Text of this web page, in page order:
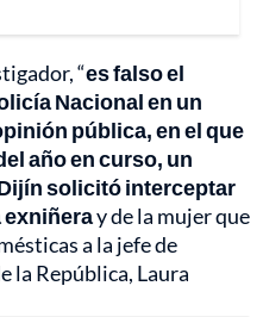
“es falso el
Nacional en un
pública, en el que
año en curso, un
solicitó interceptar
exniñeray de la mujer que
a la jefe de
la República, Laura